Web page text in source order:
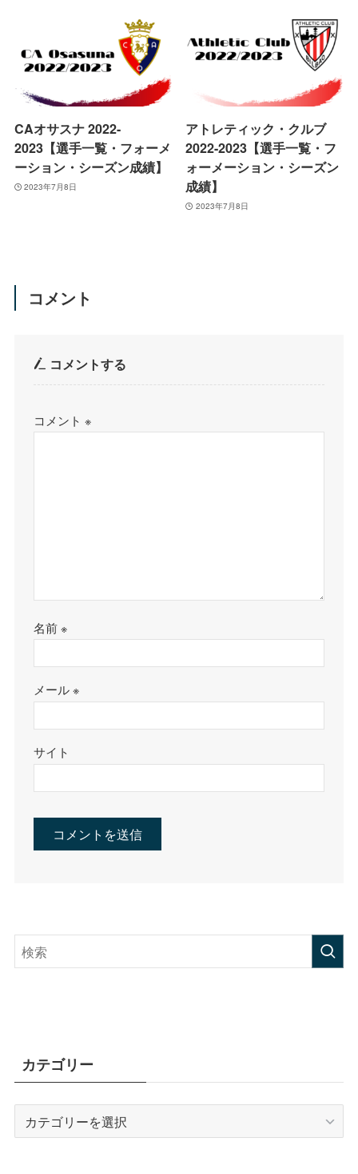
CAオサスナ 2022-
2023【選手一覧・フォーメ
ーション・シーズン成績】
2023年7月8日
アトレティック・クルブ
2022-2023【選手一覧・フ
ォーメーション・シーズン
成績】
2023年7月8日
コメント
コメントする
コメント※
名前※
メール※
サイト
カテゴリー
テ